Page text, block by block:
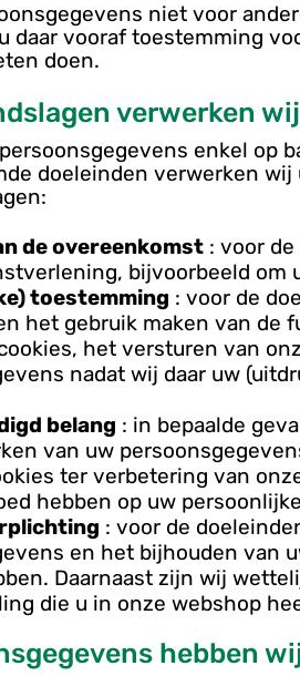
niet voor
daar vooraf toestemming
doen.
verwerken
enkel op
doeleinden verwerken
de overeenkomst : voor
bijvoorbeeld om
toestemming : voor de
het gebruik maken van de
het versturen van
nadat wij daar uw
belang : in bepaalde
van uw
ter verbetering van
hebben op uw
: voor de
en het bijhouden van
Daarnaast zijn wij
die u in onze webshop
hebben